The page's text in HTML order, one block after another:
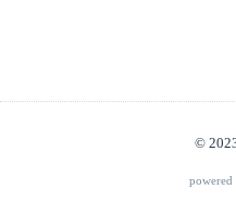
©
powered